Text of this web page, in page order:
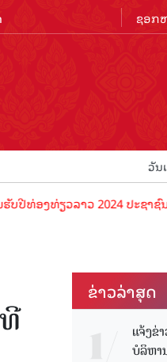
ວັນ
ຽວລາວ 2024 ປະຊາຊົນລາວທຸ
ຂ່າວ​ລ່າ​ສຸດ
ແຈ້ງຂ່
ບໍລິຫາ